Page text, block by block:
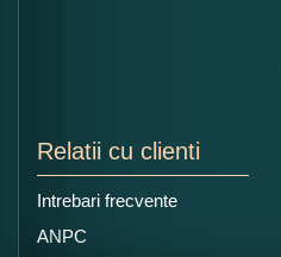
Relatii cu clienti
Intrebari frecvente
ANPC